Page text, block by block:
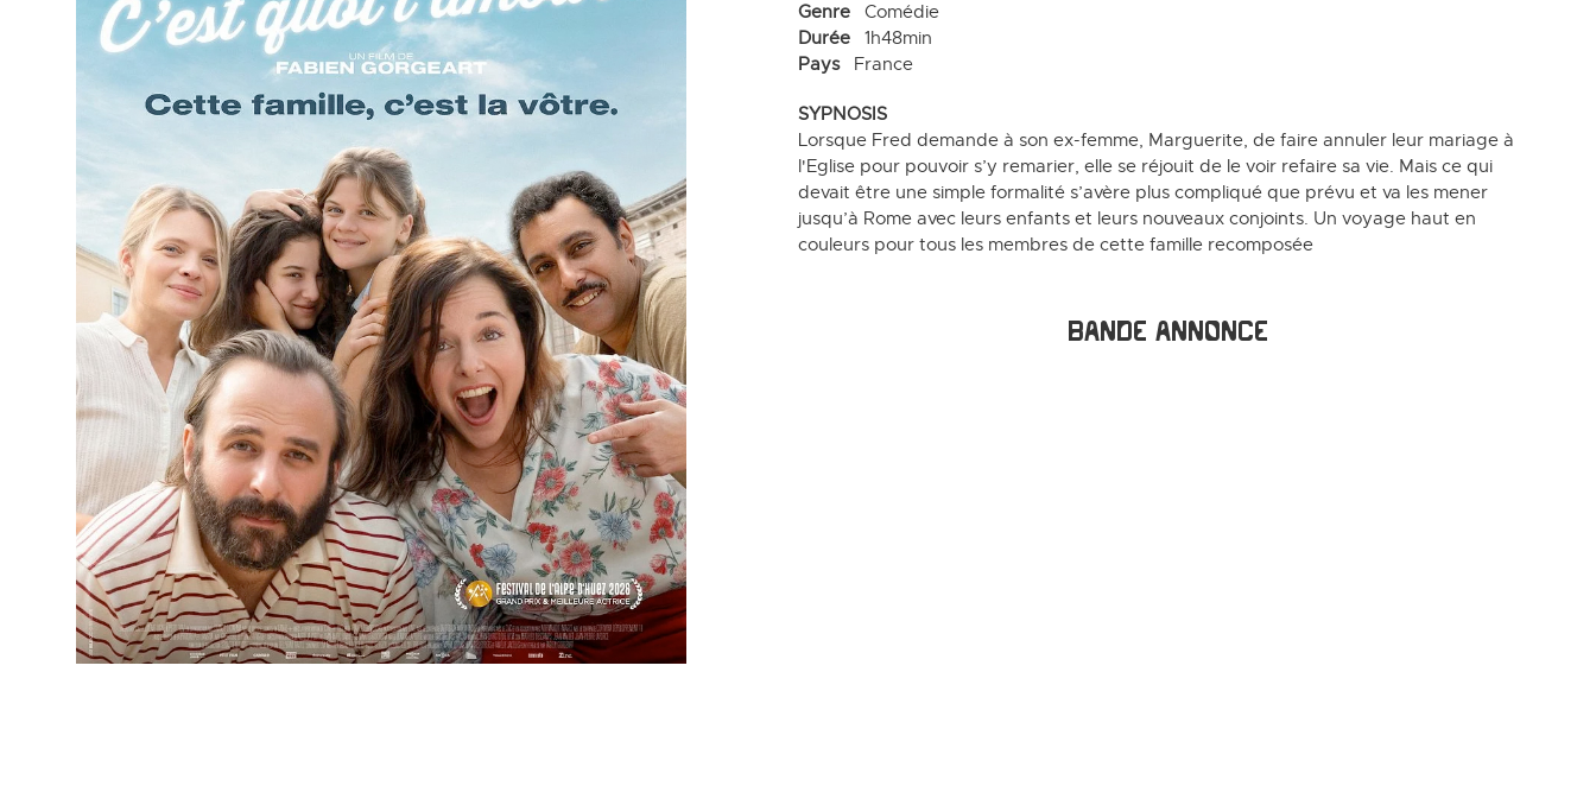
Genre Comédie
Durée 1h48min
Pays France
SYPNOSIS
Lorsque Fred demande à son ex-femme, Marguerite, de faire annuler leur mariage à
l'Eglise pour pouvoir s’y remarier, elle se réjouit de le voir refaire sa vie. Mais ce qui
devait être une simple formalité s’avère plus compliqué que prévu et va les mener
jusqu’à Rome avec leurs enfants et leurs nouveaux conjoints. Un voyage haut en
couleurs pour tous les membres de cette famille recomposée
Bande annonce